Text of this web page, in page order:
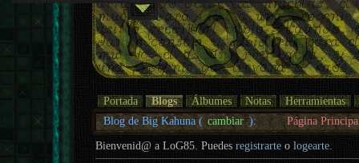
Portada Blogs Álbumes Notas
Herramientas
Blog de Big Kahuna ( cambiar ): Página
Bienvenid@ a LoG85. Puedesregistrarte ologearte.